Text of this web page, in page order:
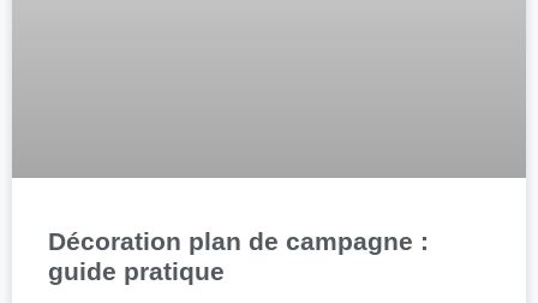
Décoration plan de campagne :
guide pratique